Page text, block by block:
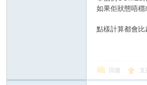
如果佢狀態唔穩
點樣計算都會比
回復 支